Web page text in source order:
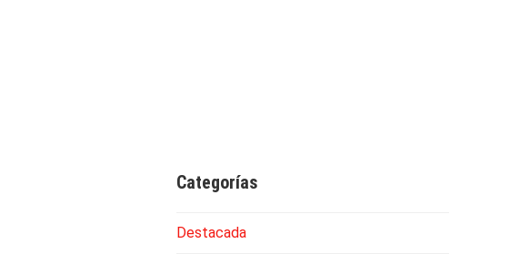
Categorías
Destacada